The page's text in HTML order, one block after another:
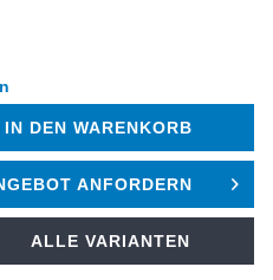
IN DEN WARENKORB
ANFORDERN
ALLE VARIANTEN